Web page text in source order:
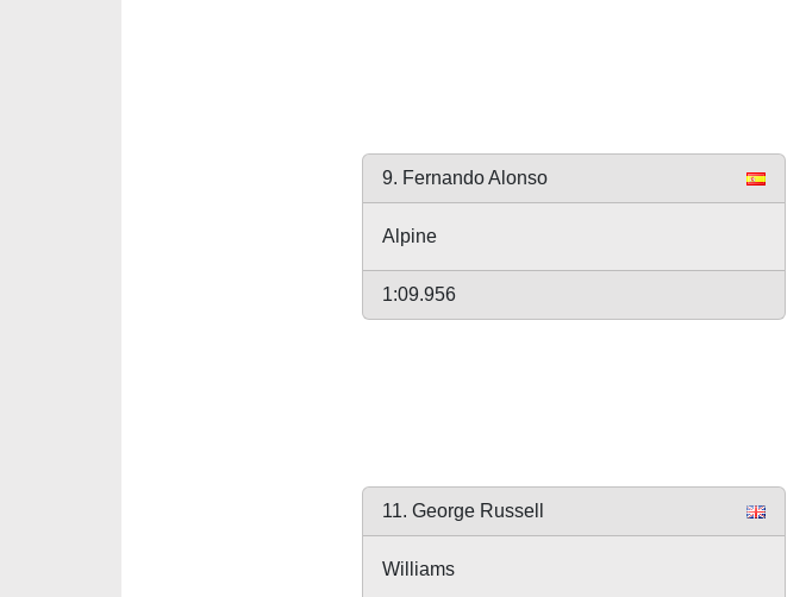
9. Fernando Alonso
Alpine
1:09.956
11. George Russell
Williams